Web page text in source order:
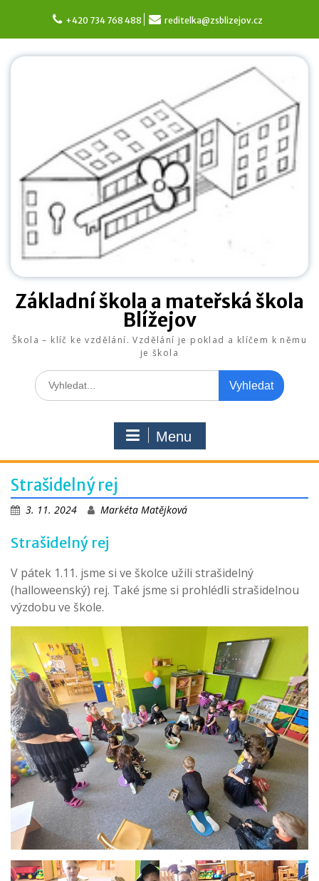
content
+420 734 768 488 reditelka@zsblizejov.cz
Základní škola a mateřská škola
Blížejov
Škola – klíč ke vzdělání. Vzdělání je poklad a klíčem k němu
je škola
Search
for:
Menu
Strašidelný rej
3. 11. 2024 Markéta Matějková
Strašidelný rej
V pátek 1.11. jsme si ve školce užili strašidelný
(halloweenský) rej. Také jsme si prohlédli strašidelnou
výzdobu ve škole.